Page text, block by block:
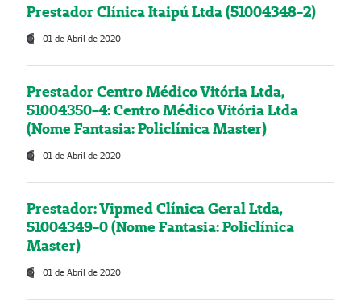
Prestador Clínica Itaipú Ltda (51004348-2)
01 de Abril de 2020
Prestador Centro Médico Vitória Ltda,
51004350-4: Centro Médico Vitória Ltda
(Nome Fantasia: Policlínica Master)
01 de Abril de 2020
Prestador: Vipmed Clínica Geral Ltda,
51004349-0 (Nome Fantasia: Policlínica
Master)
01 de Abril de 2020